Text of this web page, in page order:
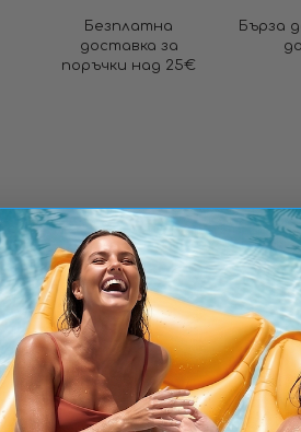
Безплатна
доставка за
поръчки над 25€
Бърза
BERRY
DETOX ЧАЙ
100% натурален